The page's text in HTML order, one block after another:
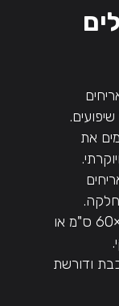
מצמצמים את
בחיפוי קירות, אריחים מלבניים כמו 30×60 ס"מ או
ודורשת